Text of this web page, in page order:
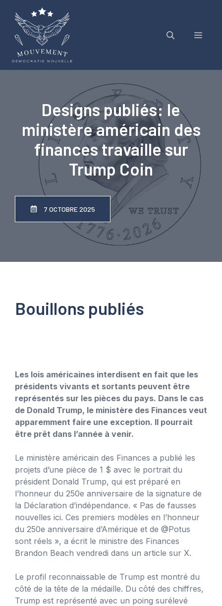
contenu
Menu
Designs publiés: le
ministère américain des
finances travaille sur
Trump Coin
7 OCTOBRE 2025
Bouillons publiés
Les lois américaines interdisent en fait que les
présidents vivants et sortants peuvent être
représentés sur les pièces du pays. Dans le cas
de Donald Trump, le ministère des Finances veut
apparemment faire une exception. Il pourrait
être prêt dans l’année à venir.
Le ministère américain des Finances a publié les
projets d’une pièce de 1 $ avec le portrait du
président Donald Trump, qui est préparé en
l’honneur du 250e anniversaire de la signature de
la Déclaration d’indépendance. « Pas de fausses
nouvelles ici. Ces premiers modèles en l’honneur
du 250e anniversaire d’Amérique et de @Potus
sont réels », a écrit le ministre des Finances
Brandon Beach vendredi dans un article sur X.
Le profil reconnaissable de Trump est montré du
côté de la tête de la médaille. Du côté des chiffres,
Trump est représenté avec un poing surélevé